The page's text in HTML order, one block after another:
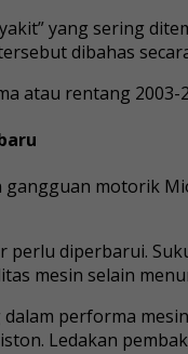
yang sering
dibahas
atau rentang
motorik
diperbarui.
mesin selain
performa
Ledakan